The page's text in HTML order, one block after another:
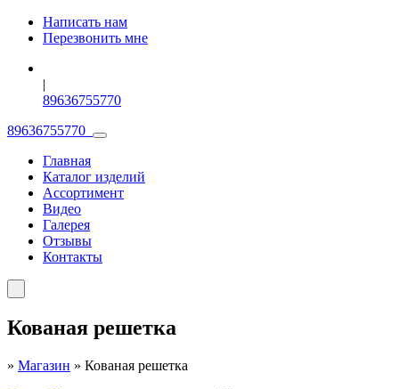
Написать нам
Перезвонить мне
|
89636755770
89636755770
Главная
Каталог изделий
Ассортимент
Видео
Галерея
Отзывы
Контакты
Кованая решетка
» Магазин » Кованая решетка